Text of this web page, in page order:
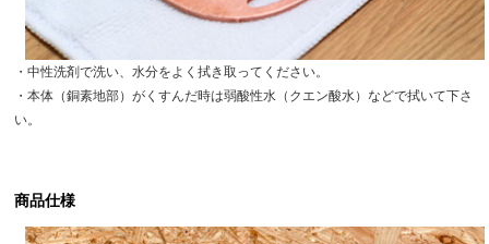
・中性洗剤で洗い、水分をよく拭き取ってください。
・本体（銅素地部）がくすんだ時は弱酸性水（クエン酸水）などで拭いて下さ
い。
商品仕様